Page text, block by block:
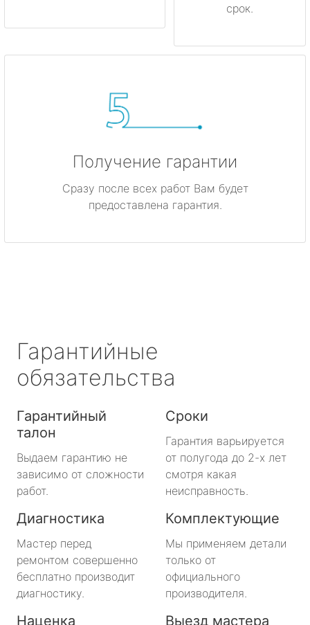
срок.
Получение гарантии
Сразу после всех работ Вам будет
предоставлена гарантия.
Гарантийные
обязательства
Гарантийный
талон
Выдаем гарантию не
зависимо от сложности
работ.
Сроки
Гарантия варьируется
от полугода до 2-х лет
смотря какая
неисправность.
Диагностика
Мастер перед
ремонтом совершенно
бесплатно производит
диагностику.
Комплектующие
Мы применяем детали
только от
официального
производителя.
Наценка Выезд мастера